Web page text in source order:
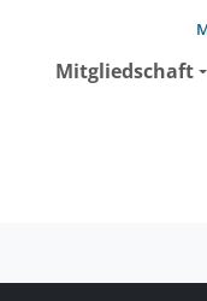
Mitgliedschaft